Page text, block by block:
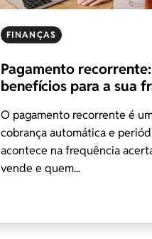
FINANÇAS
Pagamento recorrente:
benefícios para a sua
O pagamento recorrente é
cobrança automática e
acontece na frequência
vende e quem...